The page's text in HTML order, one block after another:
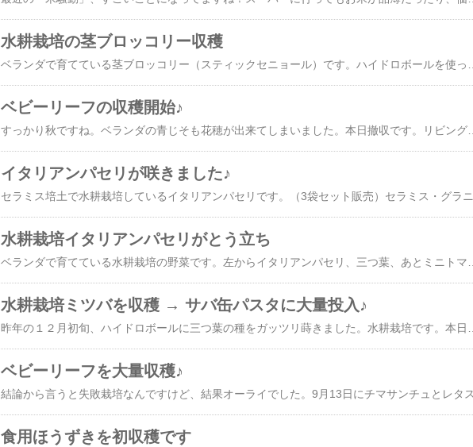
水耕栽培の茎ブロッコリー収穫
ベビーリーフの収穫開始♪
すっかり秋ですね。ベランダの青じそも花穂が出来てしまいました。本日撤収です。リビングで育てているベビーリーフがコンモリ収穫時期になりました。スプラウト栽培容器や１００均ショップで買った容器にハイドロボールで育てています。一番後ろの背の高い容器は・・・使わなくなったゴミ箱ですね（笑）ベビーリーフはハイドロボールと野菜の種、水だけで簡単に育ちます。室内だと虫も付きませんし、良いですよね～​レカトン（ハイドロボール） 2リットルサイズ​今回購入した種はこちら。トーホクの６種のイタリアンミックスというものです。​トーホク ベビーリーフ イタリアンミックス​このトーホクのイタリアンミックスにはレッドビーツ、ルッコラ、ターサイ、水菜、小松菜、紫たか菜の６種の種が入っています。彩り美しく・・・とパッケージには書かれていたのですが、緑色ばっかりで紫がめちゃめちゃ少ない。。どうやら私の撒き方が良くなかったようで、特定の品種に発芽が偏ってしまったようです。収穫時、ルッコラの良い香り（ゴマの香り）がしました♪ルッコラ、大好きです♪３つの容器全て収穫です。ボール一杯になりました。休日ですので昼間からビールいかせて頂きます♪うん、ルッコラ多めでちょい苦めですが美味しいですな♪​ベビーリーフ 種 【 菜っぱミックス 】 種子 小袋 （ 種 野菜 野菜種子 野菜種 ）
イタリアンパセリが咲きました♪
水耕栽培イタリアンパセリがとう立ち
水耕栽培ミツバを収穫 → サバ缶パスタに大量投入♪
ベビーリーフを大量収穫♪
食用ほうずきを初収穫です